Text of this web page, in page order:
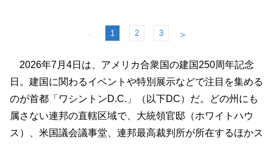
＜ 1 2 3 ＞
2026年7月4日は、アメリカ合衆国の建国250周年記念
日。建国に関わるイベントや特別展示などで注目を集める
のが首都「ワシントンD.C.」（以下DC）だ。どの州にも
属さない連邦の直轄区域で、大統領官邸（ホワイトハウ
ス）、米国議会議事堂、連邦最高裁判所が所在するほかス